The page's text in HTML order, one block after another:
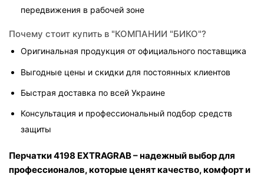
передвижения в рабочей зоне
Почему стоит купить в "КОМПАНИИ "БИКО"?
Оригинальная продукция от официального поставщика
Выгодные цены и скидки для постоянных клиентов
Быстрая доставка по всей Украине
Консультация и профессиональный подбор средств
защиты
Перчатки 4198 EXTRAGRAB – надежный выбор для
профессионалов, которые ценят качество, комфорт и